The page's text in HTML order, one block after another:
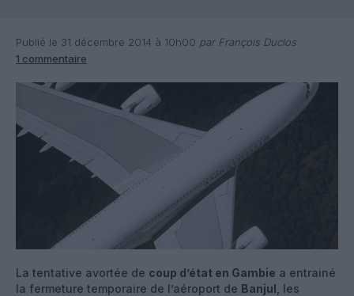
Publié le 31 décembre 2014 à 10h00 par François Duclos
1 commentaire
La tentative avortée de coup d’état en Gambie a entrainé
la fermeture temporaire de l’aéroport de Banjul , les